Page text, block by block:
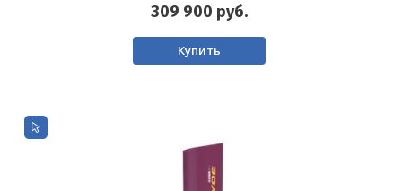
309 900 руб.
Купить